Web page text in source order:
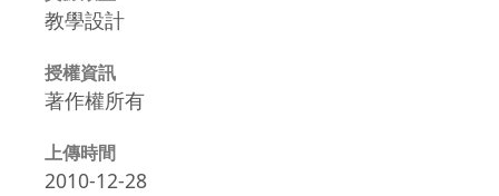
教學設計
授權資訊
著作權所有
上傳時間
2010-12-28